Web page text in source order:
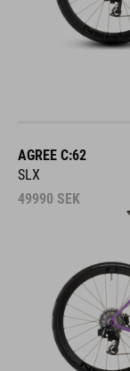
AGREE C:62
SLX
49990 SEK